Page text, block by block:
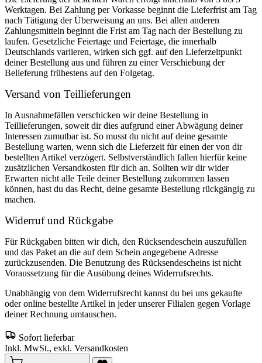
Werktagen. Bei Zahlung per Vorkasse beginnt die Lieferfrist am Tag
nach Tätigung der Überweisung an uns. Bei allen anderen
Zahlungsmitteln beginnt die Frist am Tag nach der Bestellung zu
laufen. Gesetzliche Feiertage und Feiertage, die innerhalb
Deutschlands variieren, wirken sich ggf. auf den Lieferzeitpunkt
deiner Bestellung aus und führen zu einer Verschiebung der
Belieferung frühestens auf den Folgetag.
Versand von Teillieferungen
In Ausnahmefällen verschicken wir deine Bestellung in
Teillieferungen, soweit dir dies aufgrund einer Abwägung deiner
Interessen zumutbar ist. So musst du nicht auf deine gesamte
Bestellung warten, wenn sich die Lieferzeit für einen der von dir
bestellten Artikel verzögert. Selbstverständlich fallen hierfür keine
zusätzlichen Versandkosten für dich an. Sollten wir dir wider
Erwarten nicht alle Teile deiner Bestellung zukommen lassen
können, hast du das Recht, deine gesamte Bestellung rückgängig zu
machen.
Widerruf und Rückgabe
Für Rückgaben bitten wir dich, den Rücksendeschein auszufüllen
und das Paket an die auf dem Schein angegebene Adresse
zurückzusenden. Die Benutzung des Rücksendescheins ist nicht
Voraussetzung für die Ausübung deines Widerrufsrechts.
Unabhängig von dem Widerrufsrecht kannst du bei uns gekaufte
oder online bestellte Artikel in jeder unserer Filialen gegen Vorlage
deiner Rechnung umtauschen.
Sofort lieferbar
Inkl. MwSt., exkl. Versandkosten